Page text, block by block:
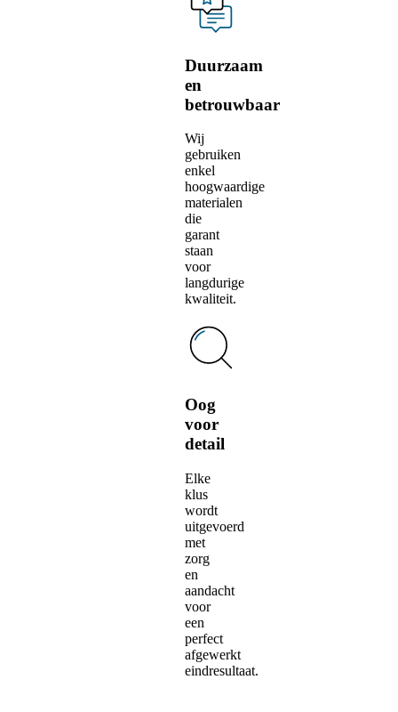
Duurzaam
en
betrouwbaar
Wij
gebruiken
enkel
hoogwaardige
materialen
die
garant
staan
voor
langdurige
kwaliteit.
Oog
voor
detail
Elke
klus
wordt
uitgevoerd
met
zorg
en
aandacht
voor
een
perfect
afgewerkt
eindresultaat.